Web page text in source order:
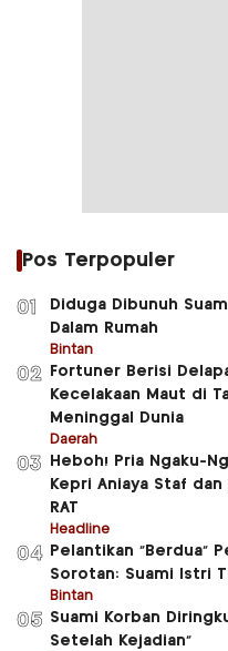
Pos Terpopuler
01
Diduga Dibunuh
Dalam Rumah
Bintan
02
Fortuner Berisi
Kecelakaan Maut di
Meninggal Dunia
Daerah
03
Heboh! Pria Ngaku-
Kepri Aniaya Staf dan
RAT
Headline
04
Pelantikan “Berdua”
Sorotan: Suami Istri
Bintan
05 Suami Korban
Setelah Kejadian”